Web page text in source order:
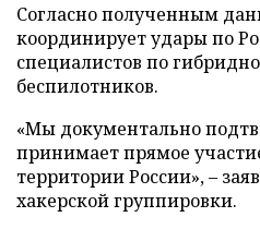
Согласно полученным
координирует удары по
специалистов по
беспилотников.
«Мы документально
принимает прямое
территории России», –
хакерской группировки.